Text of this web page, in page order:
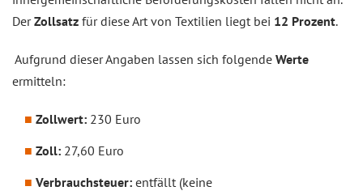
DerZollsatz für diese Art von Textilien liegt bei 12 Prozent.
Aufgrund dieser Angaben lassen sich folgende Werte
ermitteln:
Zollwert: 230 Euro
Zoll: 27,60 Euro
Verbrauchsteuer: entfällt (keine